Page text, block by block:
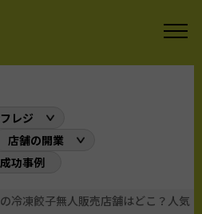
レジ
店舗の開業
功事例
冷凍餃子無人販売店舗はどこ？人気